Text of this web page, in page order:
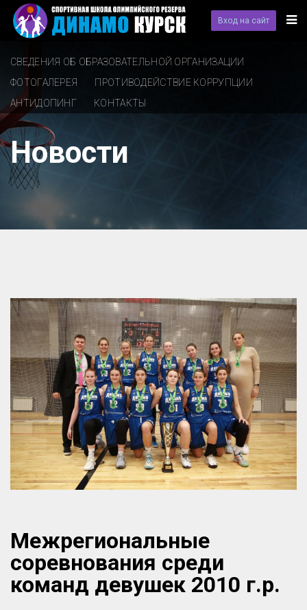
Вход на сайт
СВЕДЕНИЯ ОБ ОБРАЗОВАТЕЛЬНОЙ ОРГАНИЗАЦИИ
ФОТОГАЛЕРЕЯ
ПРОТИВОДЕЙСТВИЕ КОРРУПЦИИ
АНТИДОПИНГ
КОНТАКТЫ
Новости
Межрегиональные
соревнования среди
команд девушек 2010 г.р.